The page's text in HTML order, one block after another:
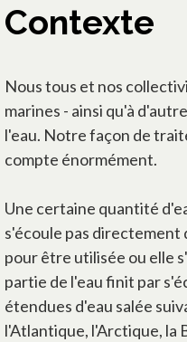
Contexte
Nous tous et nos
marines - ainsi qu'à
l'eau. Notre façon de
compte énormément.
Une certaine quantité
s'écoule pas directement
pour être utilisée ou elle
partie de l'eau finit par
étendues d'eau salée
l'Atlantique, l'Arctique, la